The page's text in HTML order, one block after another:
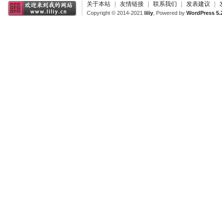
关于本站 友情链接 联系我们 发表建议
Copyright © 2014-2021 liliy, Powered by WordPress